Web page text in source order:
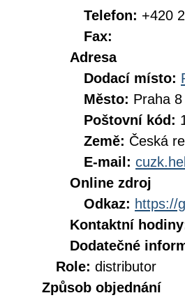
Telefon: +420
Fax:
Adresa
Dodací místo:
Město: Praha 8
Poštovní kód:
Země: Česká
E-mail:
Online zdroj
Odkaz: https://
Kontaktní
Dodatečné
Role: distributor
Způsob objednání